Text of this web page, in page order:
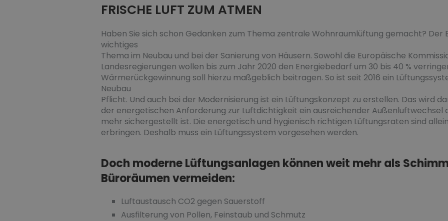
FRISCHE LUFT ZUM ATMEN
Haben Sie sich schon Gedanken zum Thema zentrale Wohnraumlüftung gemacht? Der
wichtiges
Thema im Neubau und bei der Sanierung von Häusern. Sowohl die Europäische
Landesregierungen wollen bis zum Jahr 2020 den Energiebedarf um 30 bis 40 %
Wärmerückgewinnung soll hierzu maßgeblich beitragen. So ist seit 2016 ein
Neubau
Pflicht. Und auch bei der Modernisierung ist ein Lüftungskonzept zu erstellen. Das wird
der energetischen Anforderung zur Luftdichtigkeit ein ausreichender Außenluftwechsel
mehr sichergestellt ist. Die energetisch und hygienisch richtigen Lüftungsraten sind
erbringen. Deshalb muss ein Lüftungssystem vorgesehen werden.
Doch moderne Lüftungsanlagen können weit mehr als
Büroräumen vermeiden:
Luftaustausch CO2 gegen Sauerstoff
Ausfilterung von Pollen, Feinstaub und Schmutz